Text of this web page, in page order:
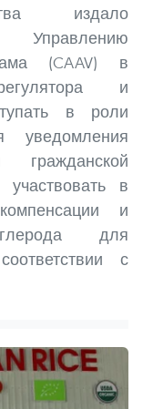
издало
(CAAV) в
и
в роли
уведомления
гражданской
в
и
для
с